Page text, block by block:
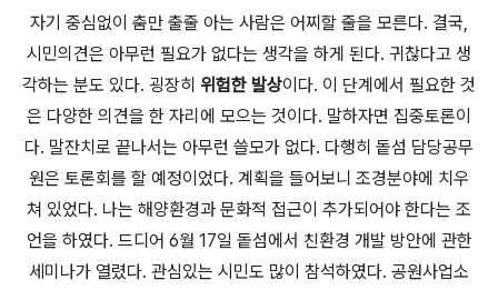
자기 중심없이 춤만 출줄 아는 사람은 어찌할 줄을 모른다. 결국,
시민의견은 아무런 필요가 없다는 생각을 하게 된다. 귀찮다고 생
각하는 분도 있다. 굉장히 위험한 발상이다. 이 단계에서 필요한 것
은 다양한 의견을 한 자리에 모으는 것이다. 말하자면 집중토론이
다. 말잔치로 끝나서는 아무런 쓸모가 없다. 다행히 돝섬 담당공무
원은 토론회를 할 예정이었다. 계획을 들어보니 조경분야에 치우
쳐 있었다. 나는 해양환경과 문화적 접근이 추가되어야 한다는 조
언을 하였다. 드디어 6월 17일 돝섬에서 친환경 개발 방안에 관한
세미나가 열렸다. 관심있는 시민도 많이 참석하였다. 공원사업소